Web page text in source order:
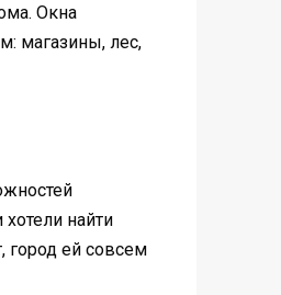
Окна
магазины, лес,
найти
город ей совсем